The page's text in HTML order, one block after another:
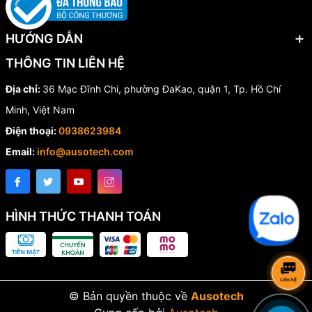
hay tia hồng ngoại, góp phần bảo vệ sức khỏe người dùng và
thân thiện với môi trường.
Ứng dụng của đèn LED tuýp 1m2 18W
không gian như:
Văn phòng
Trường học
Bệnh viện
Siêu thị
Nhà xưởng
Khu vực sinh hoạt chung
Vì sao nên chọn đèn LED Paragon
CFLA18LT8?
HƯỚNG DẪN
THÔNG TIN LIÊN HỆ
Địa chỉ: 36 Mạc Đĩnh Chi, phường ĐaKao, quận 1, Tp. Hồ Chí
Minh, Việt Nam
Điện thoại:0938623984
Email:info@ausotech.com
HÌNH THỨC THANH TOÁN
© Bản quyền thuộc về Ausotech